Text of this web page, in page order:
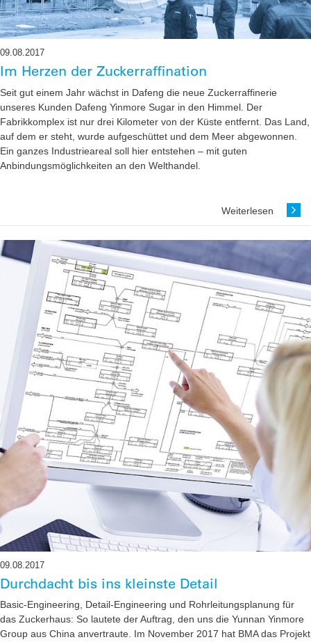
09.08.2017
Im Herzen der Zuckerraffination
Seit gut einem Jahr wächst in Dafeng die neue Zuckerraffinerie
unseres Kunden Dafeng Yinmore Sugar in den Himmel. Der
Fabrikkomplex ist nur drei Kilometer von der Küste entfernt. Das Land,
auf dem er steht, wurde aufgeschüttet und dem Meer abgewonnen.
Ein ganzes Industrieareal soll hier entstehen – mit guten
Anbindungsmöglichkeiten an den Welthandel.
Weiterlesen
09.08.2017
Durchdacht bis ins kleinste Detail
Basic-Engineering, Detail-Engineering und Rohrleitungsplanung für
das Zuckerhaus: So lautete der ­Auftrag, den uns die Yunnan Yinmore
Group aus China anvertraute. Im November 2017 hat BMA das ­Projekt